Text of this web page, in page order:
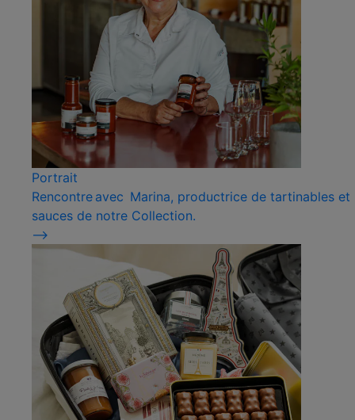
Portrait
Rencontre avec Marina, productrice de tartinables et
sauces de notre Collection.
⟶